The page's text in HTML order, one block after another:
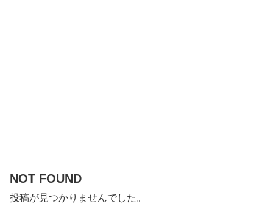
NOT FOUND
投稿が見つかりませんでした。